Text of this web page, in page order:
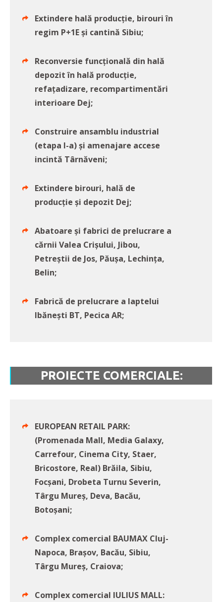
Extindere hală producție, birouri în
regim P+1E și cantină Sibiu;
Reconversie funcțională din hală
depozit în hală producție,
refațadizare, recompartimentări
interioare Dej;
Construire ansamblu industrial
(etapa I-a) și amenajare accese
incintă Târnăveni;
Extindere birouri, hală de
producție și depozit Dej;
Abatoare și fabrici de prelucrare a
cărnii Valea Crişului, Jibou,
Petreştii de Jos, Păuşa, Lechinţa,
Belin;
Fabrică de prelucrare a laptelui
Ibăneşti BT, Pecica AR;
PROIECTE COMERCIALE:
EUROPEAN RETAIL PARK:
(Promenada Mall, Media Galaxy,
Carrefour, Cinema City, Staer,
Bricostore, Real) Brăila, Sibiu,
Focşani, Drobeta Turnu Severin,
Târgu Mureş, Deva, Bacău,
Botoşani;
Complex comercial BAUMAX Cluj-
Napoca, Braşov, Bacău, Sibiu,
Târgu Mureş, Craiova;
Complex comercial IULIUS MALL: